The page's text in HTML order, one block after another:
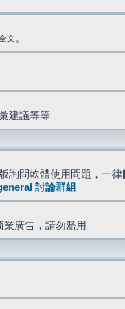
文 。
建議等等
詢問軟體使用問題，一律
討論群組
廣告，請勿濫用